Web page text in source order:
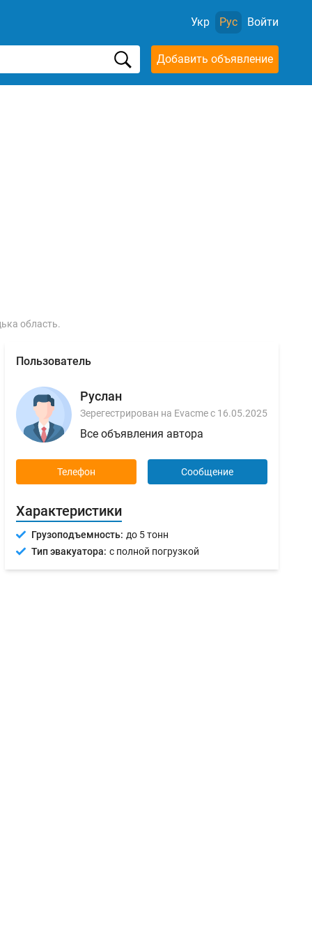
Укр Рус Войти
Добавить объявление
область.
Пользователь
Руслан
Зерегестрирован на Evacme с 16.05.2025
Все объявления автора
Телефон Сообщение
Характеристики
Грузоподъемность: до 5 тонн
Тип эвакуатора: с полной погрузкой